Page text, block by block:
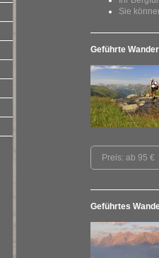
Sie
Geführte
Preis: ab 95 €
Geführtes